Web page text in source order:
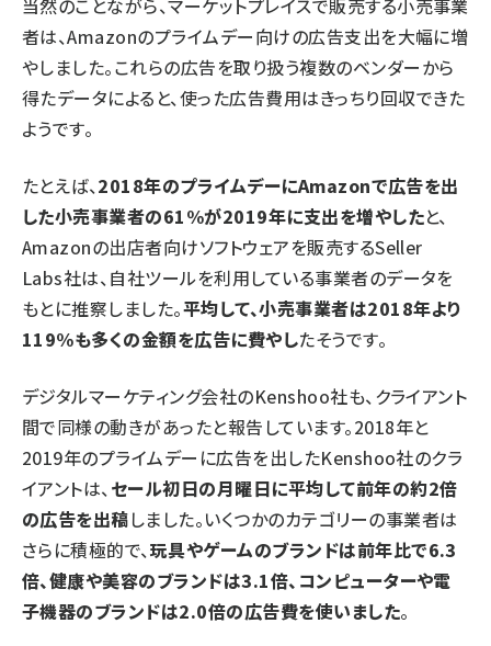
当然のことながら、マーケットプレイスで販売する小売事業
者は、Amazonのプライムデー向けの広告支出を大幅に増
やしました。これらの広告を取り扱う複数のベンダーから
得たデータによると、使った広告費用はきっちり回収できた
ようです。
たとえば、2018年のプライムデーにAmazonで広告を出
した小売事業者の61%が2019年に支出を増やしたと、
Amazonの出店者向けソフトウェアを販売するSeller
Labs社は、自社ツールを利用している事業者のデータを
もとに推察しました。平均して、小売事業者は2018年より
119%も多くの金額を広告に費やしたそうです。
デジタルマーケティング会社のKenshoo社も、クライアント
間で同様の動きがあったと報告しています。2018年と
2019年のプライムデーに広告を出したKenshoo社のクラ
イアントは、セール初日の月曜日に平均して前年の約2倍
の広告を出稿しました。いくつかのカテゴリーの事業者は
さらに積極的で、玩具やゲームのブランドは前年比で6.3
倍、健康や美容のブランドは3.1倍、コンピューターや電
子機器のブランドは2.0倍の広告費を使いました。